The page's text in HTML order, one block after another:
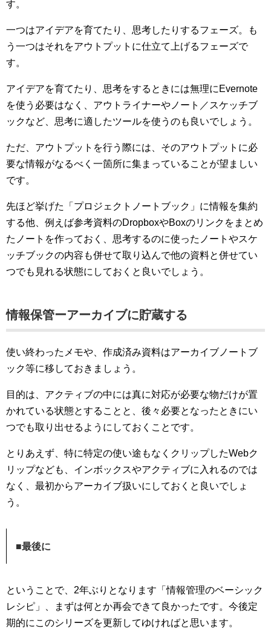
す。
一つはアイデアを育てたり、思考したりするフェーズ。も
う一つはそれをアウトプットに仕立て上げるフェーズで
す。
アイデアを育てたり、思考をするときには無理にEvernote
を使う必要はなく、アウトライナーやノート／スケッチブ
ックなど、思考に適したツールを使うのも良いでしょう。
ただ、アウトプットを行う際には、そのアウトプットに必
要な情報がなるべく一箇所に集まっていることが望ましい
です。
先ほど挙げた「プロジェクトノートブック」に情報を集約
する他、例えば参考資料のDropboxやBoxのリンクをまとめ
たノートを作っておく、思考するのに使ったノートやスケ
ッチブックの内容も併せて取り込んで他の資料と併せてい
つでも見れる状態にしておくと良いでしょう。
情報保管ーアーカイブに貯蔵する
使い終わったメモや、作成済み資料はアーカイブノートブ
ック等に移しておきましょう。
目的は、アクティブの中には真に対応が必要な物だけが置
かれている状態とすることと、後々必要となったときにい
つでも取り出せるようにしておくことです。
とりあえず、特に特定の使い途もなくクリップしたWebク
リップなども、インボックスやアクティブに入れるのでは
なく、最初からアーカイブ扱いにしておくと良いでしょ
う。
■最後に
ということで、2年ぶりとなります「情報管理のベーシック
レシピ」、まずは何とか再会できて良かったです。今後定
期的にこのシリーズを更新してゆければと思います。